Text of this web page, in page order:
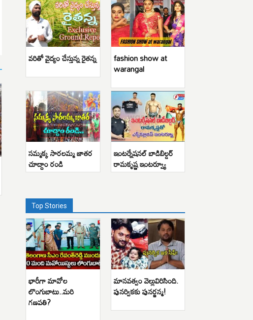
వరితో వైద్యం చేస్తున్న రైతన్న fashion show at
warangal
సమ్మక్క సారలమ్మ జాతర
చూద్దాం రండి
ఇంటర్నేషనల్ బాడిబిల్డర్
రామకృష్ణ ఇంటర్వ్యూ
Top Stories
భారీగా మావోల
లొంగుబాటు..మరి
గణపతి?
మానవత్వం వెల్లువిరిసింది.
పునర్వికకు పునర్జన్మ!